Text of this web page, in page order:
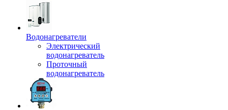
Водонагреватели
Электрический
водонагреватель
Проточный
водонагреватель